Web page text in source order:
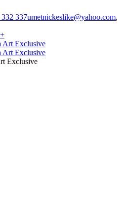
337umetnickeslike@yahoo.com,
Exclusive